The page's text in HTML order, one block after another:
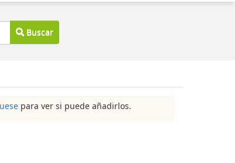
Buscar
para ver si puede añadirlos.